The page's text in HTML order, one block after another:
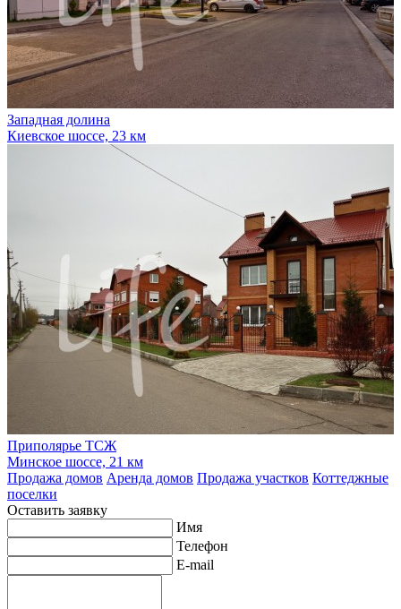
Западная долина
Киевское шоссе, 23 км
Приполярье ТСЖ
Минское шоссе, 21 км
Продажа домов Аренда домов Продажа участков Коттеджные
поселки
Оставить заявку
Имя
Телефон
E-mail